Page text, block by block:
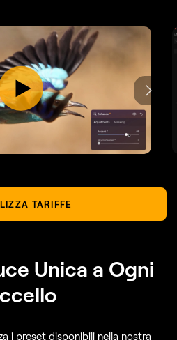
TARIFFE
Unica a Ogni
i preset disponibili nella nostra